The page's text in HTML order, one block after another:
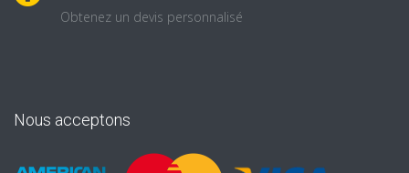
Obtenez un devis personnalisé
Nous acceptons